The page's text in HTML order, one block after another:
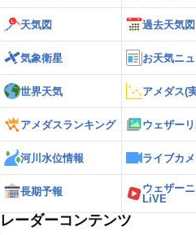
天気図 過去天気図
気象衛星 お天気ニ
世界天気 アメダス(
アメダスランキング ウェザー
河川水位情報 ライブカ
長期予報
ウェザー
LiVE
レーダーコンテンツ